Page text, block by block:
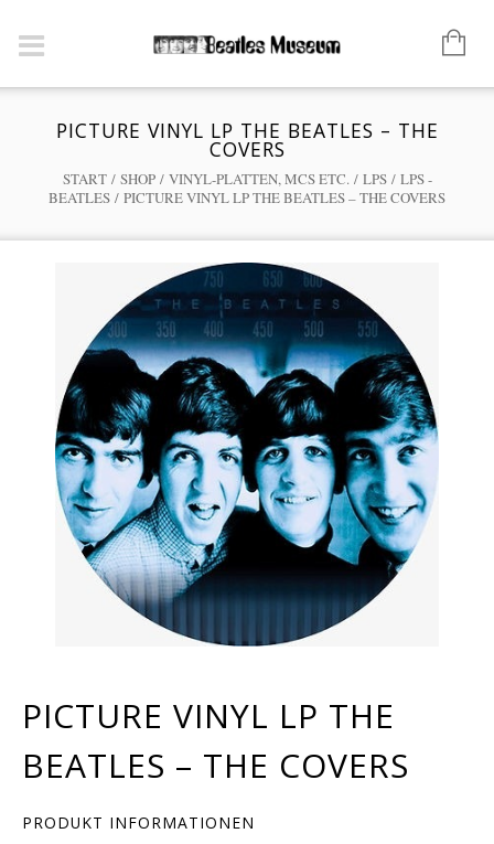
PICTURE VINYL LP THE BEATLES – THE
COVERS
START/ SHOP/ VINYL-PLATTEN, MCS ETC./ LPS/ LPS -
BEATLES / PICTURE VINYL LP THE BEATLES – THE COVERS
PICTURE VINYL LP THE
BEATLES – THE COVERS
PRODUKT INFORMATIONEN